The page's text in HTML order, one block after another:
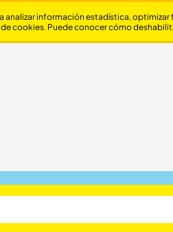
información estadística,
cookies. Puede conocer cómo